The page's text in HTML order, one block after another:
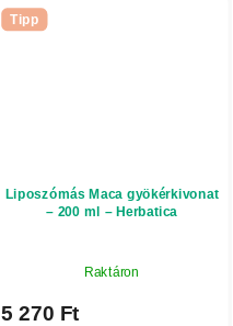
Tipp
Liposzómás Maca gyökérkivonat
– 200 ml – Herbatica
Raktáron
5 270 Ft